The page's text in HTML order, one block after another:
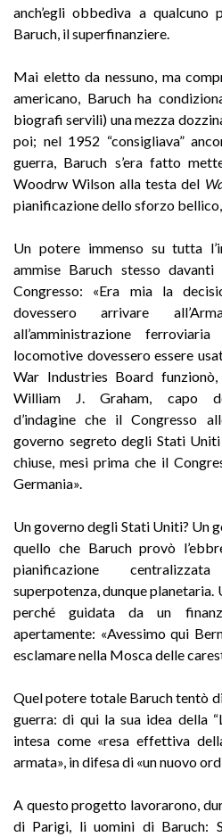
anch’egli obbediva a
Baruch, il superfinanziere.
Mai eletto da nessuno, ma
americano, Baruch ha
biografi servili) una mezza
poi; nel 1952 “consigliava”
guerra, Baruch s’era fatto
Woodrw Wilson alla testa del
pianificazione dello sforzo
Un potere immenso su tutta
ammise Baruch stesso
Congresso: «Era mia la
dovessero arrivare
all’amministrazione
locomotive dovessero essere
War Industries Board
William J. Graham, capo
d’indagine che il Congresso
governo segreto degli Stati
chiuse, mesi prima che il
Germania».
Un governo degli Stati Uniti? Un
quello che Baruch provò
pianificazione
superpotenza, dunque planetaria.
perché guidata da un
apertamente: «Avessimo qui
esclamare nella Mosca delle
Quel potere totale Baruch tentò
guerra: di qui la sua idea della
intesa come «resa effettiva
armata», in difesa di «un nuovo
A questo progetto lavorarono,
di Parigi, li uomini di Baruch: